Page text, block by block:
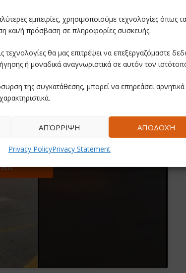
εμπειρίες, χρησιμοποιούμε τεχνολογίες όπως τα
και/ή πρόσβαση σε πληροφορίες συσκευής.
τεχνολογίες θα μας επιτρέψει να επεξεργαζόμαστε
ή μοναδικά αναγνωριστικά σε αυτόν τον
της συγκατάθεσης, μπορεί να επηρεάσει αρνητικά
ΑΠΟΔΟΧΉ
ΑΠΌΡΡΙΨΗ
Privacy PolicyPrivacy Statement
cookies and